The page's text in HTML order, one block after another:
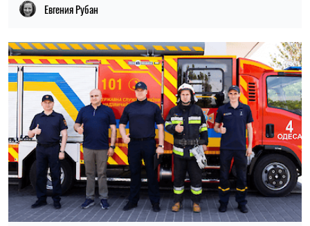
Евгения Рубан